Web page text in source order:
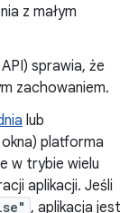
z małym
sprawia, że
zachowaniem.
lub
platforma
w trybie wielu
aplikacji. Jeśli
, aplikacja jest